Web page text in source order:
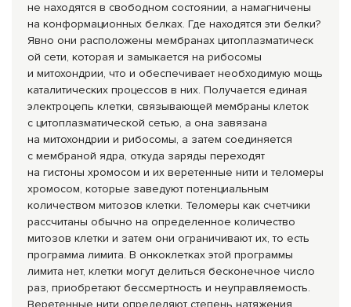
не находятся в свободном состоянии, а намагничены
на конформационных белках. Где находятся эти белки?
Явно они расположены мембранах цитоплазматическ
ой сети, которая и замыкается на рибосомы
и митохондрии, что и обеспечивает необходимую мощь
каталитических процессов в них. Получается единая
электроцепь клетки, связывающей мембраны клеток
с цитоплазматической сетью, а она завязана
на митохондрии и рибосомы, а затем соединяется
с мембраной ядра, откуда заряды переходят
на гистоны хромосом и их веретенные нити и теломеры
хромосом, которые заведуют потенциальным
количеством митозов клетки. Теломеры как счетчики
рассчитаны обычно на определенное количество
митозов клетки и затем они ограничивают их, то есть
программа лимита. В онкоклетках этой программы
лимита нет, клетки могут делиться бесконечное число
раз, приобретают бессмертность и неуправляемость.
Веретенные нити определяют степень натяжения